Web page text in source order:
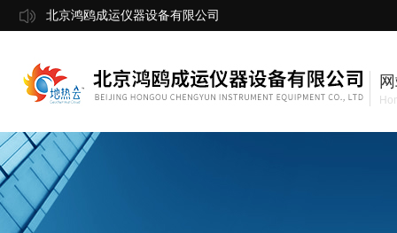
北京鸿鸥成运仪器设备有限公司